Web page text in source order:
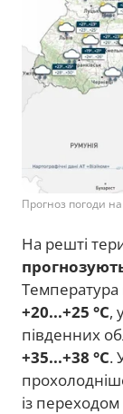
Прогноз погоди
На решті
Температура
+20...+25 °C,
південних
+35...+38 °C.
із